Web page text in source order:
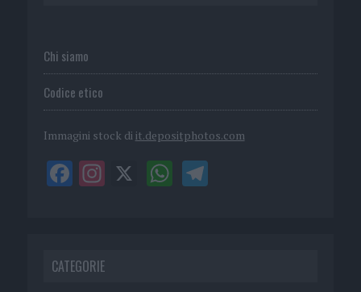
Chi siamo
Codice etico
Immagini stock di it.depositphotos.com
CATEGORIE